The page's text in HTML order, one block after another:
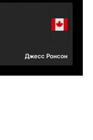
Джесс Ронсон